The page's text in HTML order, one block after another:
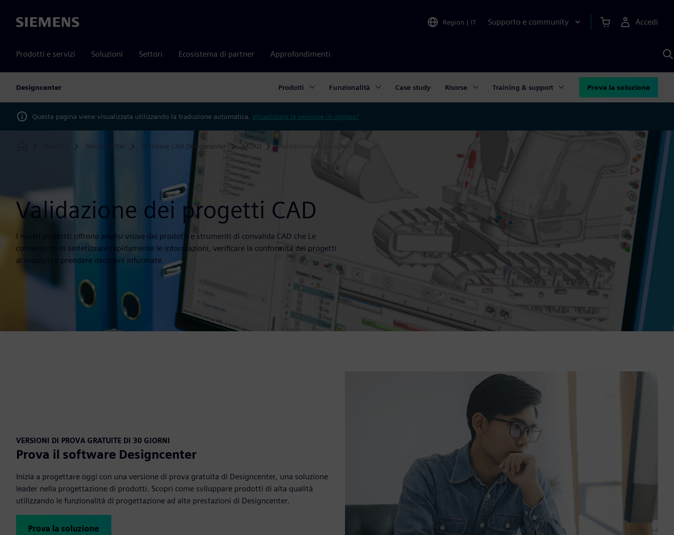
Siemens Region | IT Supporto e community Accedi
Prodotti e servizi Soluzioni Settori Ecosistema di partner Approfondimenti
Designcenter Prodotti Funzionalità Case study Risorse Training & support Prova la soluzione
Questa pagina viene visualizzata utilizzando la traduzione automatica. Visualizzare la versione in inglese?
Designcenter Software CAD Designcenter MCAD Validazione dei progetti
Validazione dei progetti CAD
I nostri prodotti offrono analisi visive dei prodotti e strumenti di convalida CAD che Le
consentono di sintetizzare rapidamente le informazioni, verificare la conformità dei progetti
ai requisiti e prendere decisioni informate.
VERSIONI DI PROVA GRATUITE DI 30 GIORNI
Prova il software Designcenter
Inizia a progettare oggi con una versione di prova gratuita di Designcenter, una soluzione
leader nella progettazione di prodotti. Scopri come sviluppare prodotti di alta qualità
utilizzando le funzionalità di progettazione ad alte prestazioni di Designcenter.
Prova la soluzione